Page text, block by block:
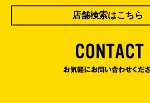
店舗検索はこちら